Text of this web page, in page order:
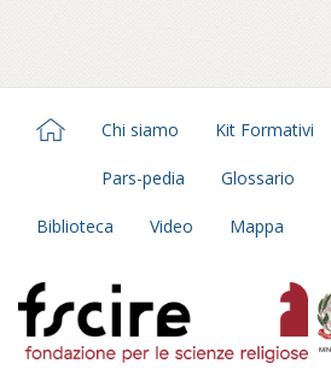
Chi siamo Kit Formativi
Pars-pedia Glossario
Biblioteca Video Mappa